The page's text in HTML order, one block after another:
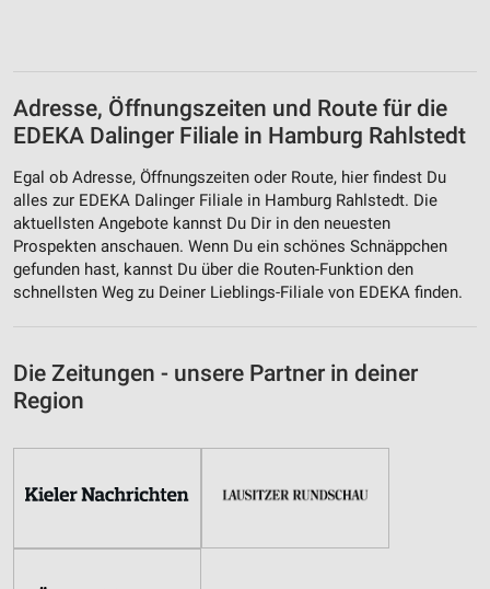
Adresse, Öffnungszeiten und Route für die
EDEKA Dalinger Filiale in Hamburg Rahlstedt
Egal ob Adresse, Öffnungszeiten oder Route, hier findest Du
alles zur EDEKA Dalinger Filiale in Hamburg Rahlstedt. Die
aktuellsten Angebote kannst Du Dir in den neuesten
Prospekten anschauen. Wenn Du ein schönes Schnäppchen
gefunden hast, kannst Du über die Routen-Funktion den
schnellsten Weg zu Deiner Lieblings-Filiale von EDEKA finden.
Die Zeitungen - unsere Partner in deiner
Region